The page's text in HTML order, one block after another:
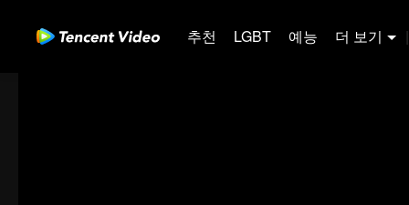
추천 LGBT 예능 더 보기 |